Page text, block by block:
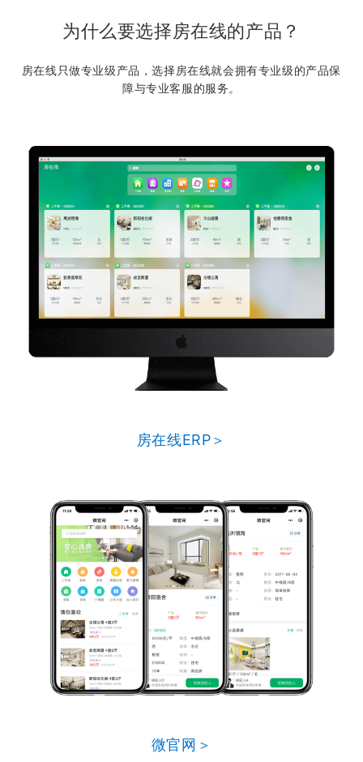
为什么要选择房在线的产品？
房在线只做专业级产品，选择房在线就会拥有专业级的产品保
障与专业客服的服务。
房在线ERP＞
微官网＞